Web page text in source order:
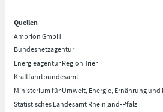
Quellen
Amprion GmbH
Bundesnetzagentur
Energieagentur Region Trier
Kraftfahrtbundesamt
Ministerium für Umwelt, Energie, Ernährung und
Statistisches Landesamt Rheinland-Pfalz